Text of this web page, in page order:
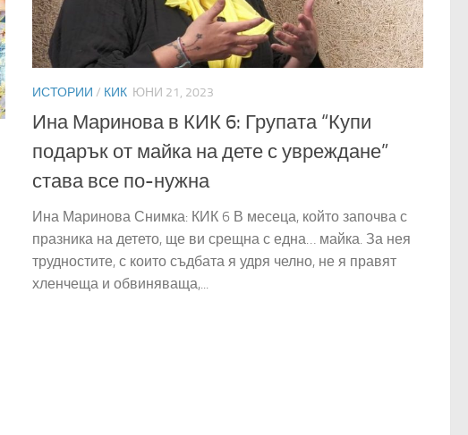
ИСТОРИИ / КИК ЮНИ 21, 2023
Ина Маринова в КИК 6: Групата “Купи
подарък от майка на дете с увреждане”
става все по-нужна
Ина Маринова Снимка: КИК 6 В месеца, който започва с
празника на детето, ще ви срещна с една… майка. За нея
трудностите, с които съдбата я удря челно, не я правят
хленчеща и обвиняваща,...